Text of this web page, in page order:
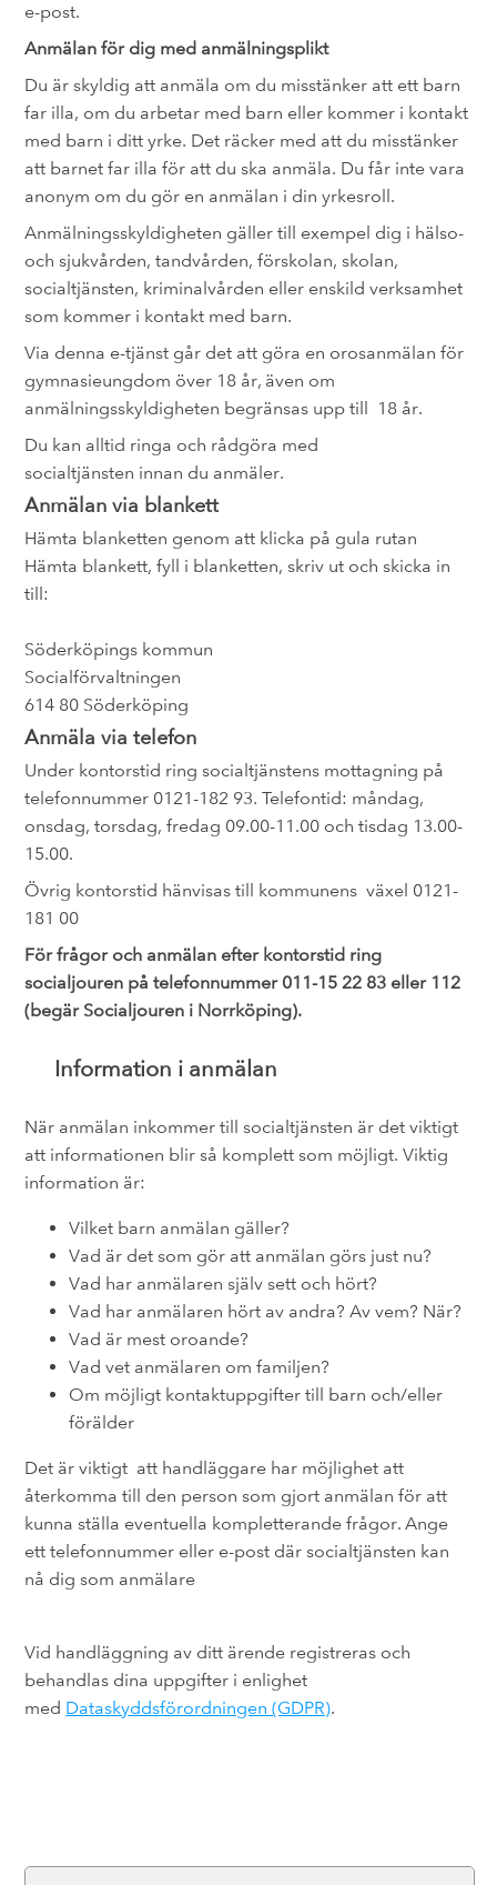
e-post.
Anmälan för dig med anmälningsplikt
Du är skyldig att anmäla om du misstänker att ett barn
far illa, om du arbetar med barn eller kommer i kontakt
med barn i ditt yrke. Det räcker med att du misstänker
att barnet far illa för att du ska anmäla. Du får inte vara
anonym om du gör en anmälan i din yrkesroll.
Anmälningsskyldigheten gäller till exempel dig i hälso-
och sjukvården, tandvården, förskolan, skolan,
socialtjänsten, kriminalvården eller enskild verksamhet
som kommer i kontakt med barn.
Via denna e-tjänst går det att göra en orosanmälan för
gymnasieungdom över 18 år, även om
anmälningsskyldigheten begränsas upp till 18 år.
Du kan alltid ringa och rådgöra med
socialtjänsten innan du anmäler.
Anmälan via blankett
Hämta blanketten genom att klicka på gula rutan
Hämta blankett, fyll i blanketten, skriv ut och skicka in
till:
Söderköpings kommun
Socialförvaltningen
614 80 Söderköping
Anmäla via telefon
Under kontorstid ring socialtjänstens mottagning på
telefonnummer 0121-182 93. Telefontid: måndag,
onsdag, torsdag, fredag 09.00-11.00 och tisdag 13.00-
15.00.
Övrig kontorstid hänvisas till kommunens växel 0121-
181 00
För frågor och anmälan efter kontorstid ring
socialjouren på telefonnummer 011-15 22 83 eller 112
(begär Socialjouren i Norrköping).
Information i anmälan
När anmälan inkommer till socialtjänsten är det viktigt
att informationen blir så komplett som möjligt. Viktig
information är:
Vilket barn anmälan gäller?
Vad är det som gör att anmälan görs just nu?
Vad har anmälaren själv sett och hört?
Vad har anmälaren hört av andra? Av vem? När?
Vad är mest oroande?
Vad vet anmälaren om familjen?
Om möjligt kontaktuppgifter till barn och/eller
förälder
Det är viktigt att handläggare har möjlighet att
återkomma till den person som gjort anmälan för att
kunna ställa eventuella kompletterande frågor. Ange
ett telefonnummer eller e-post där socialtjänsten kan
nå dig som anmälare
Vid handläggning av ditt ärende registreras och
behandlas dina uppgifter i enlighet
med Dataskyddsförordningen (GDPR).